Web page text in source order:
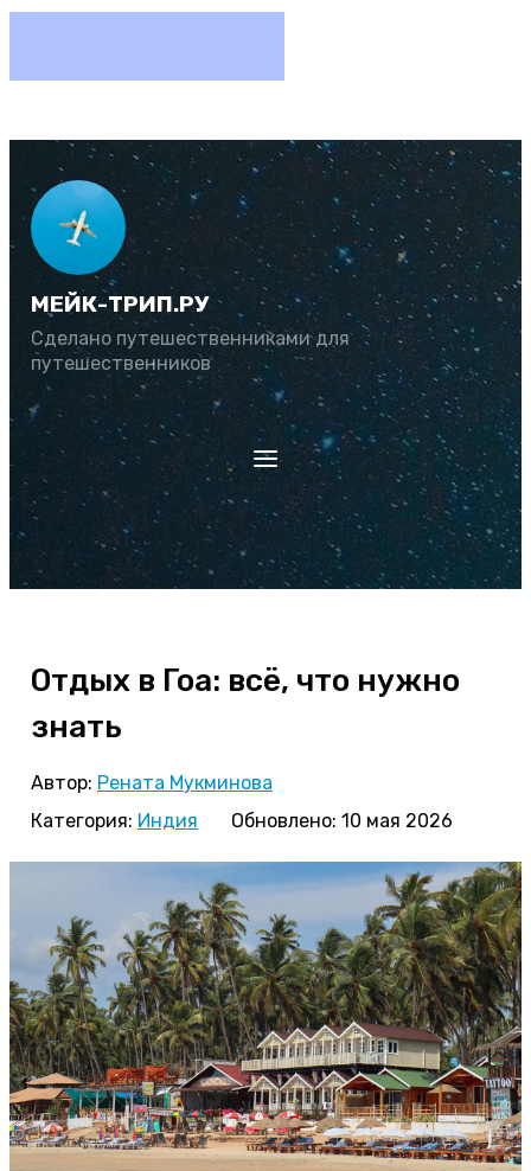
МЕЙК-ТРИП.РУ
Сделано путешественниками для
путешественников
Отдых в Гоа: всё, что нужно
знать
Автор: Рената Мукминова
Категория: Индия Обновлено: 10 мая 2026